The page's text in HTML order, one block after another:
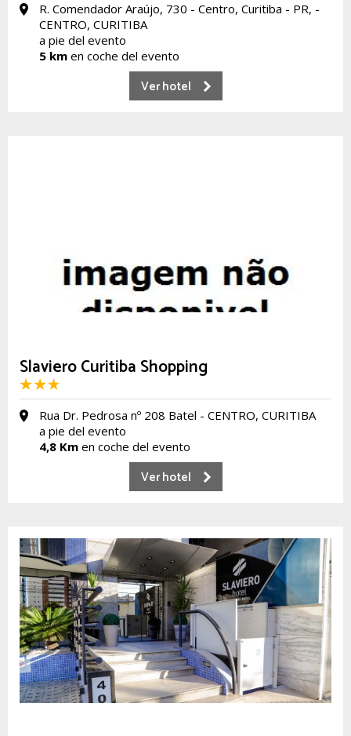
R. Comendador Araújo, 730 - Centro, Curitiba - PR, -
CENTRO, CURITIBA
a pie del evento
5 km en coche del evento
Ver hotel
Slaviero Curitiba Shopping
Rua Dr. Pedrosa nº 208 Batel - CENTRO, CURITIBA
a pie del evento
4,8 Km en coche del evento
Ver hotel